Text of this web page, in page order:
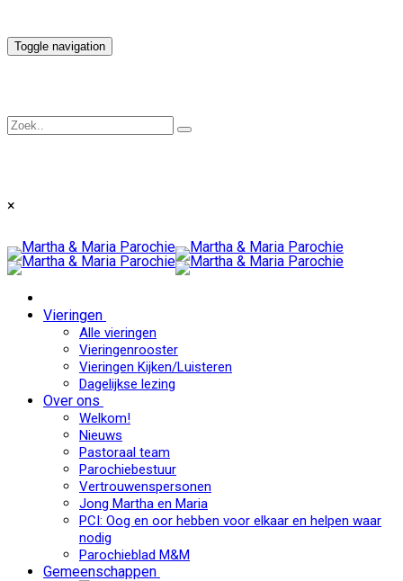
Toggle navigation
×
Vieringen
Alle vieringen
Vieringenrooster
Vieringen Kijken/Luisteren
Dagelijkse lezing
Over ons
Welkom!
Nieuws
Pastoraal team
Parochiebestuur
Vertrouwenspersonen
Jong Martha en Maria
PCI: Oog en oor hebben voor elkaar en helpen waar
nodig
Parochieblad M&M
Gemeenschappen